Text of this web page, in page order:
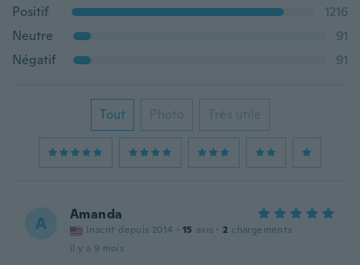
Positif
1216
Neutre
91
Négatif
91
Tout Photo Très utile
A Amanda
Inscrit depuis 2014 · 15 avis · 2 chargements
il y a 9 mois